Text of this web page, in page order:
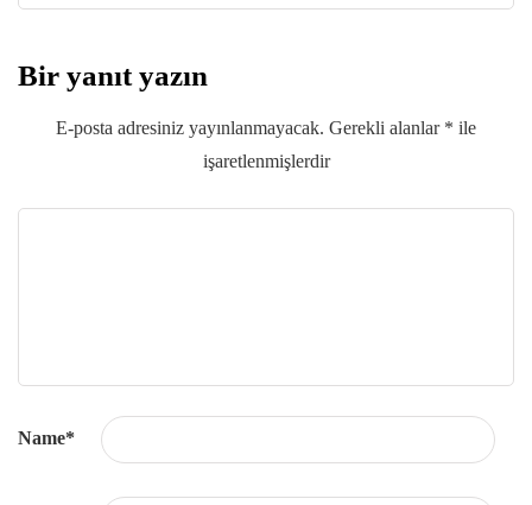
Bir yanıt yazın
E-posta adresiniz yayınlanmayacak. Gerekli alanlar * ile
işaretlenmişlerdir
Name*